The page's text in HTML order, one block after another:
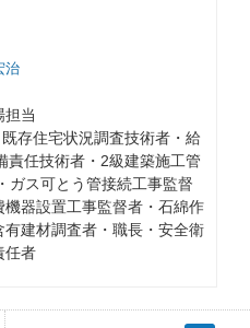
治
担当
存住宅状況調査技術者・給
責任技術者・2級建築施工管
ガス可とう管接続工事監督
器設置工事監督者・石綿作
建材調査者・職長・安全衛
任者